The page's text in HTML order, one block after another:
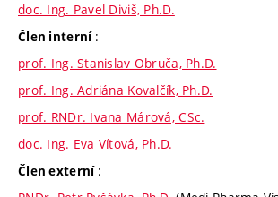
doc. Ing. Pavel Diviš, Ph.D.
Člen interní :
prof. Ing. Stanislav Obruča, Ph.D.
prof. Ing. Adriána Kovalčík, Ph.D.
prof. RNDr. Ivana Márová, CSc.
doc. Ing. Eva Vítová, Ph.D.
Člen externí :